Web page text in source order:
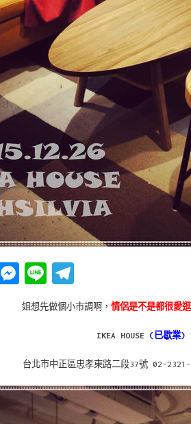
Facebook
Messenger
Line
姐想先做個小市調啊， 情侶是不是都很愛
IKEA HOUSE(已歇業)
台北市中正區忠孝東路二段37號 02-